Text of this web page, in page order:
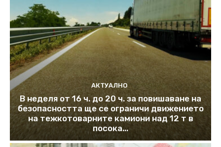
АКТУАЛНО
В неделя от 16 ч. до 20 ч. за повишаване на
безопасността ще се ограничи движението
на тежкотоварните камиони над 12 т в
посока...